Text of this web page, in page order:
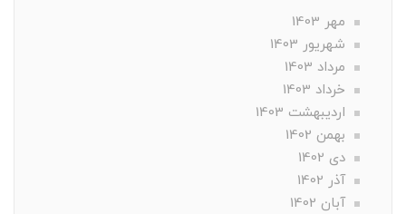
مهر 1403
شهریور 1403
مرداد 1403
خرداد 1403
ارديبهشت 1403
بهمن 1402
دی 1402
آذر 1402
آبان 1402